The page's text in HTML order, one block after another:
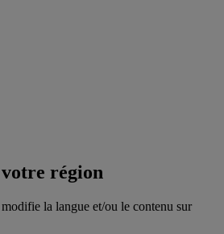
région
la langue et/ou le contenu sur